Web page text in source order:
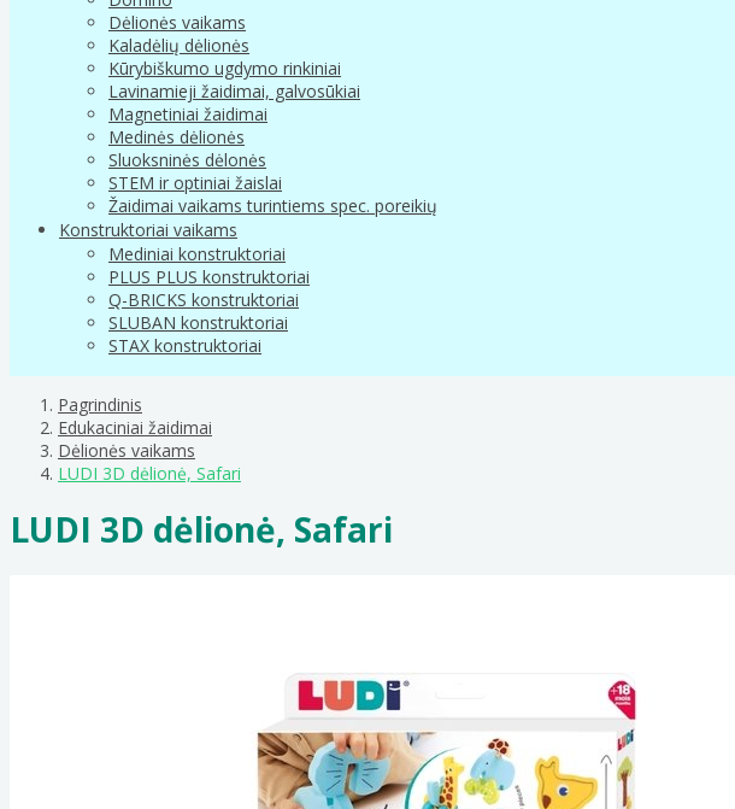
Dėlionės vaikams
Kaladėlių dėlionės
Kūrybiškumo ugdymo rinkiniai
Lavinamieji žaidimai, galvosūkiai
Magnetiniai žaidimai
Medinės dėlionės
Sluoksninės dėlonės
STEM ir optiniai žaislai
Žaidimai vaikams turintiems spec. poreikių
Konstruktoriai vaikams
Mediniai konstruktoriai
PLUS PLUS konstruktoriai
Q-BRICKS konstruktoriai
SLUBAN konstruktoriai
STAX konstruktoriai
Pagrindinis
Edukaciniai žaidimai
Dėlionės vaikams
LUDI 3D dėlionė, Safari
LUDI 3D dėlionė, Safari